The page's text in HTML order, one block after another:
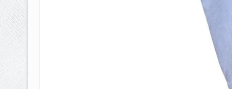
ISTIDLAL BATIL VS ISTIDLAL SYAR’I
HUKUM MEMBAYAR ZAKAT